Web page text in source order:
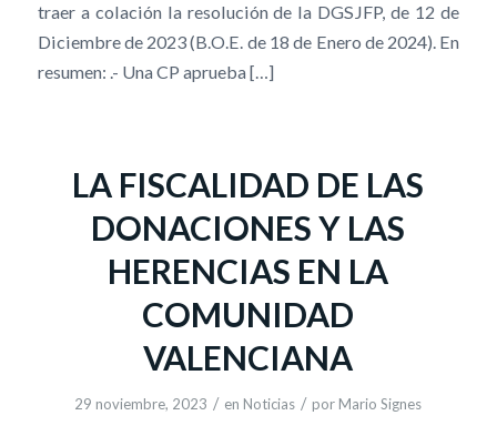
traer a colación la resolución de la DGSJFP, de 12 de
Diciembre de 2023 (B.O.E. de 18 de Enero de 2024). En
resumen: .- Una CP aprueba […]
LA FISCALIDAD DE LAS
DONACIONES Y LAS
HERENCIAS EN LA
COMUNIDAD
VALENCIANA
29 noviembre, 2023 / en Noticias / por Mario Signes